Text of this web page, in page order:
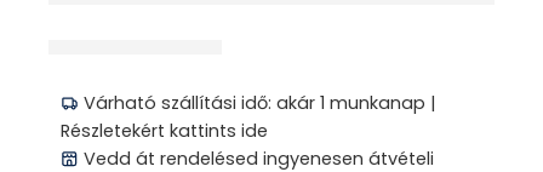
Várható szállítási idő: akár 1 munkanap |
Részletekért kattints ide
Vedd át rendelésed ingyenesen átvételi